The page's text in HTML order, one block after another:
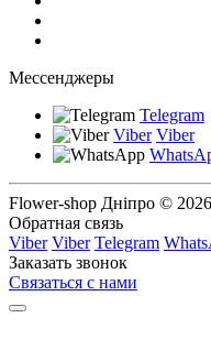
Мессенджеры
Telegram
Viber Viber
Flower-shop Дніпро © 2026
Обратная связь
Viber Viber Telegram
Заказать звонок
Связаться с нами